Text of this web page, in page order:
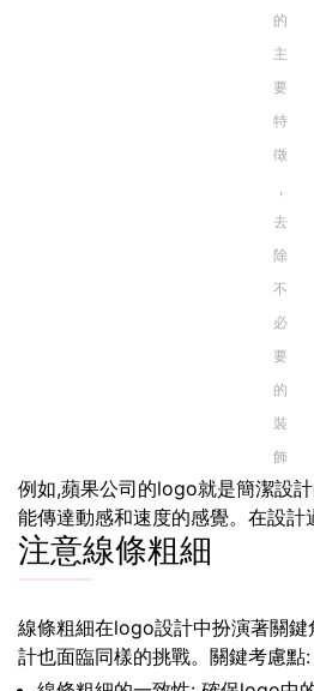
的
主
要
特
徵
去
除
不
必
要
的
裝
飾
例如,蘋果公司的logo就是簡潔設
能傳達動感和速度的感覺。在設計
注意線條粗細
線條粗細在logo設計中扮演著關
計也面臨同樣的挑戰。關鍵考慮點: